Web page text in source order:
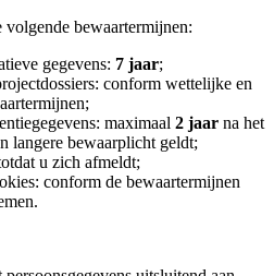
bewaartermijnen:
gegevens: 7 jaar;
conform wettelijke en
maximaal 2 jaar na het
langere bewaarplicht geldt;
u zich afmeldt;
conform de bewaartermijnen